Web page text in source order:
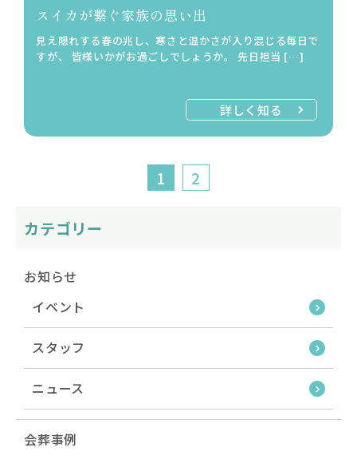
スイカが繋ぐ家族の思い出
見え隠れする春の兆し、寒さと温かさが入り混じる毎日で
すが、 皆様いかがお過ごしでしょうか。 先日担当 […]
詳しく知る
1 2
カテゴリー
お知らせ
イベント
スタッフ
ニュース
会葬事例